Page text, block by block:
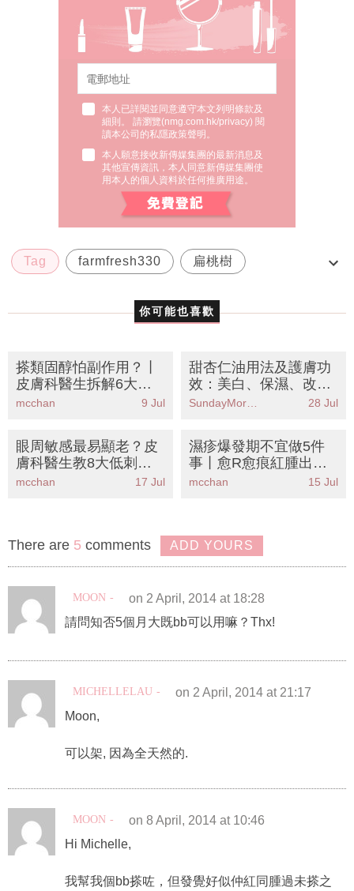
本人已詳閱並同意遵守本文列明條款及
細則。 請瀏覽(nmg.com.hk/privacy) 閱
讀本公司的私隱政策聲明。
本人願意接收新傳媒集團的最新消息及
其他宣傳資訊，本人同意新傳媒集團使
用本人的個人資料於任何推廣用途。
Tag farmfresh330 扁桃樹
你可能也喜歡
搽類固醇怕副作用？丨
皮膚科醫生拆解6大正
確用法+藥膏分級丨附
mcchan 9 Jul
甜杏仁油用法及護膚功
效：美白、保濕、改善
毛孔粗大
28 Jul
眼周敏感最易顯老？皮
膚科醫生教8大低刺激
保養成分丨KO眼紋紅腫
mcchan 17 Jul
濕疹爆發期不宜做5件
事丨愈R愈痕紅腫出
水？皮膚科醫生中醫聯
mcchan 15 Jul
There are 5 comments ADD YOURS
MOON
on 2 April, 2014 at 18:28
請問知否5個月大既bb可以用嘛？Thx!
MICHELLELAU
on 2 April, 2014 at 21:17
Moon,
可以架, 因為全天然的.
MOON
on 8 April, 2014 at 10:46
Hi Michelle,
我幫我個bb搽咗，但發覺好似仲紅同腫過未搽之